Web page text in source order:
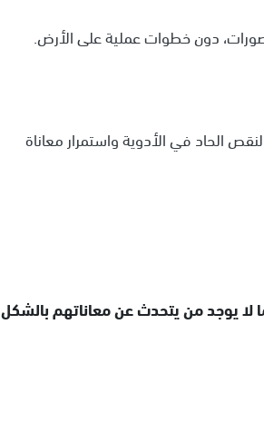
دون خطوات عملية على الأرض.
الحاد في الأدوية واستمرار معاناة
لا يوجد من يتحدث عن معاناتهم بالشكل